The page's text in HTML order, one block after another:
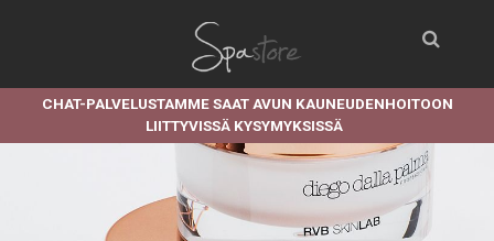
CHAT-PALVELUSTAMME SAAT AVUN KAUNEUDENHOITOON
LIITTYVISSÄ KYSYMYKSISSÄ